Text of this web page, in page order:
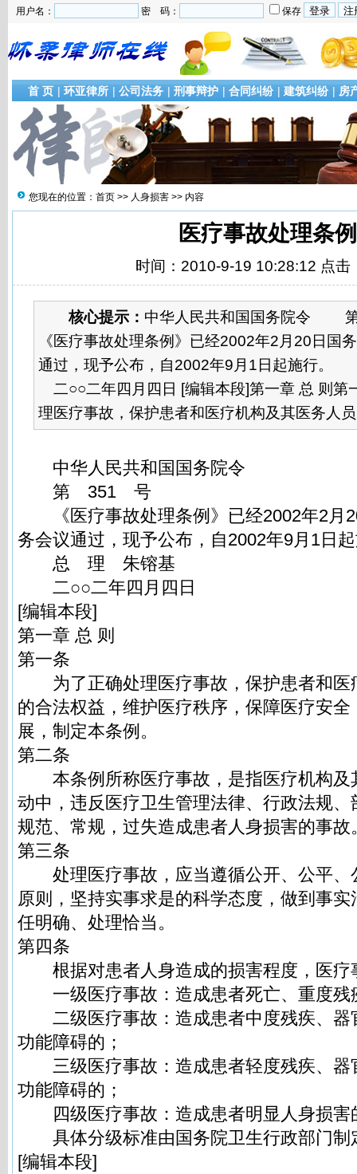
用户名： 密 码： 保存
首 页 | 环亚律所 | 公司法务 | 刑事辩护 | 合同纠纷 | 建筑纠纷 | 房
您现在的位置： 首页 >> 人身损害 >> 内容
医疗事故处理条例
时间：2010-9-19 10:28:12 点击
核心提示： 中华人民共和国国务
《医疗事故处理条例》已经2002年2月20日国
通过，现予公布，自2002年9月1日起
二○○二年四月四日 [编辑本段]第一章 总 则
理医疗事故，保护患者和医疗机构及其医务人
中华人民共和国国务院令
第 351 号
《医疗事故处理条例》已经2002年2月
务会议通过，现予公布，自2002年9月1日
总 理 朱镕基
二○○二年四月四日
[编辑本段]
第一章 总 则
第一条
为了正确处理医疗事故，保护患者和医
的合法权益，维护医疗秩序，保障医疗安
展，制定本条例。
第二条
本条例所称医疗事故，是指医疗机构及
动中，违反医疗卫生管理法律、行政法规
规范、常规，过失造成患者人身损害的事故
第三条
处理医疗事故，应当遵循公开、公平、
原则，坚持实事求是的科学态度，做到事
任明确、处理恰当。
第四条
根据对患者人身造成的损害程度，医疗
一级医疗事故：造成患者死亡、重度残
二级医疗事故：造成患者中度残疾、器
功能障碍的；
三级医疗事故：造成患者轻度残疾、器
功能障碍的；
四级医疗事故：造成患者明显人身损害
具体分级标准由国务院卫生行政部门制
[编辑本段]